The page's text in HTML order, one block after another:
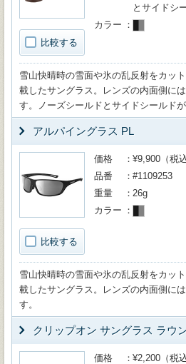
比較する
とサイドシ
カラー
雪山快晴時の雪面や氷の乱反射をカッ
載したサングラス。レンズの内面側に
す。ノーズシールドとサイドシールドが
アルパイングラス PL
比較する
価格
¥9,900（税込
品番
#1109253
重量
26g
カラー
雪山快晴時の雪面や氷の乱反射をカッ
載したサングラス。レンズの内面側に
す。
クリップオン サングラス ラウ
価格
¥2,200（税込